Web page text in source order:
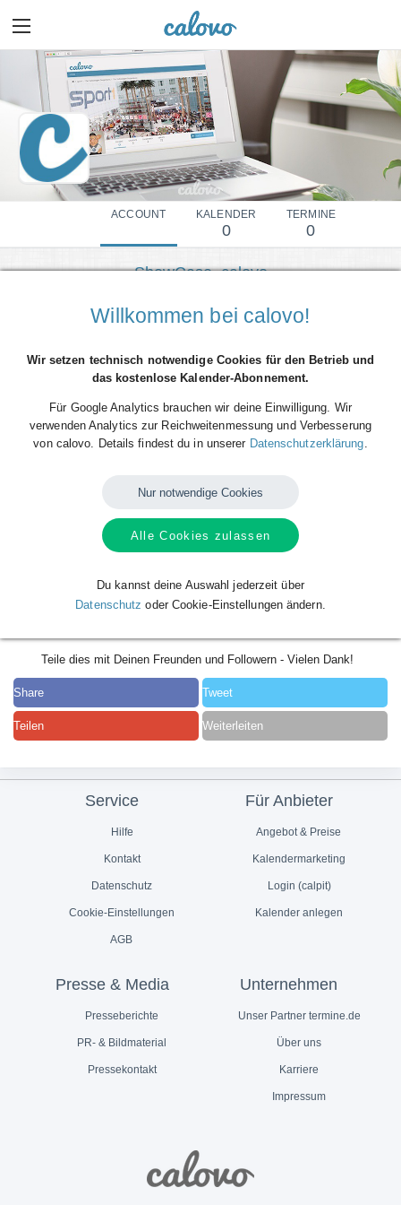
ACCOUNT KALENDER
0
TERMINE
0
ShowCase_calovo
Mehr Details einblenden
Teile dies mit Deinen Freunden und Followern - Vielen Dank!
Share Tweet
Teilen Weiterleiten
Service
Hilfe
Kontakt
Datenschutz
Cookie-Einstellungen
AGB
Für Anbieter
Angebot & Preise
Kalendermarketing
Login (calpit)
Kalender anlegen
Presse & Media
Presseberichte
PR- & Bildmaterial
Pressekontakt
Unternehmen
Unser Partner termine.de
Über uns
Karriere
Impressum
Willkommen bei calovo!
Wir setzen technisch notwendige Cookies für den Betrieb und
das kostenlose Kalender-Abonnement.
Für Google Analytics brauchen wir deine Einwilligung. Wir
verwenden Analytics zur Reichweitenmessung und Verbesserung
von calovo. Details findest du in unserer Datenschutzerklärung
Nur notwendige Cookies
Alle Cookies zulassen
Du kannst deine Auswahl jederzeit über
Datenschutz oder Cookie-Einstellungen ändern.